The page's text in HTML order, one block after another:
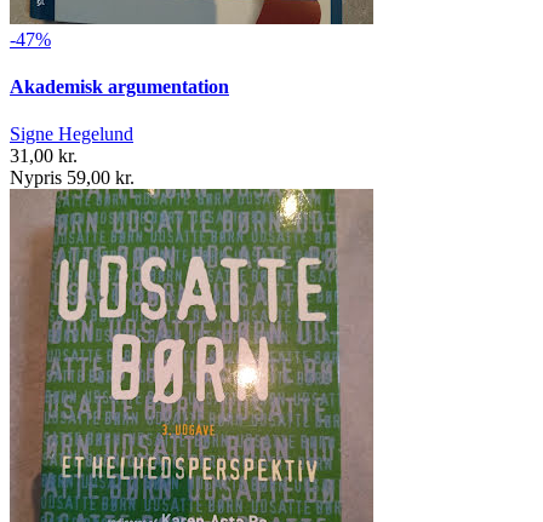
-47%
Akademisk argumentation
Signe Hegelund
31,00 kr.
Nypris 59,00 kr.